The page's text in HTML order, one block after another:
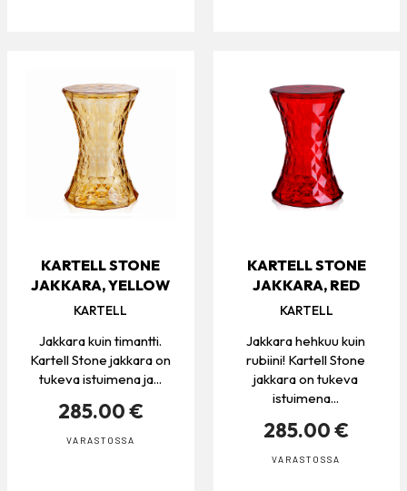
KARTELL STONE
JAKKARA, YELLOW
KARTELL
Jakkara kuin timantti.
Kartell Stone jakkara on
tukeva istuimena ja...
285.00 €
VARASTOSSA
KARTELL STONE
JAKKARA, RED
KARTELL
Jakkara hehkuu kuin
rubiini! Kartell Stone
jakkara on tukeva
istuimena...
285.00 €
VARASTOSSA